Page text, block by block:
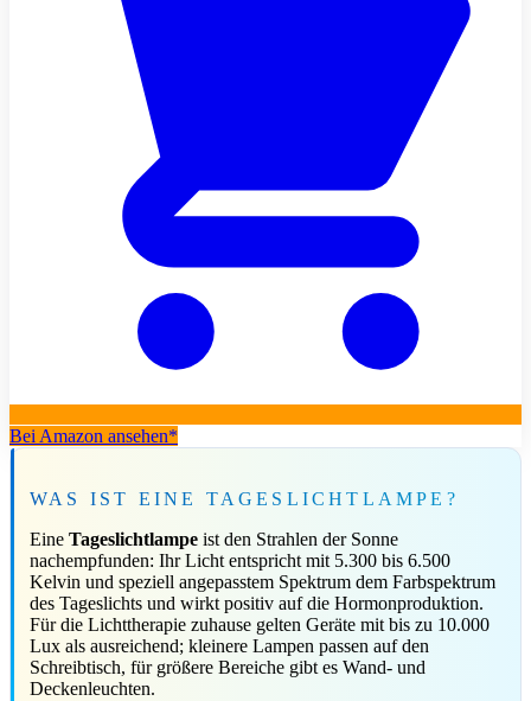
Bei Amazon ansehen*
WAS IST EINE TAGESLICHTLAMPE?
Eine Tageslichtlampe ist den Strahlen der Sonne
nachempfunden: Ihr Licht entspricht mit 5.300 bis 6.500
Kelvin und speziell angepasstem Spektrum dem Farbspektrum
des Tageslichts und wirkt positiv auf die Hormonproduktion.
Für die Lichttherapie zuhause gelten Geräte mit bis zu 10.000
Lux als ausreichend; kleinere Lampen passen auf den
Schreibtisch, für größere Bereiche gibt es Wand- und
Deckenleuchten.